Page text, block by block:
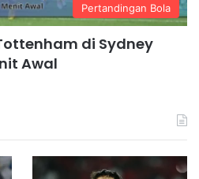
Pertandingan Bola
di Sydney
Awal